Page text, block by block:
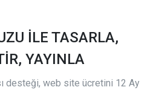
İLE TASARLA,
YAYINLA
desteği, web site ücretini 12 Ay